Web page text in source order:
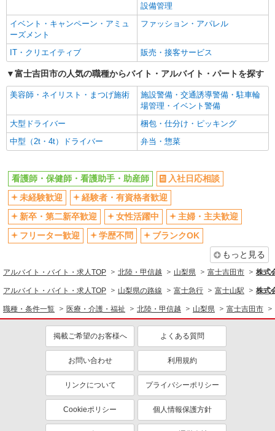
設備管理
イベント・キャンペーン・アミュ
ーズメント
ファッション・アパレル
IT・クリエイティブ 販売・接客サービス
富士吉田市の人気の職種からバイト・アルバイト・パートを探す
美容師・ネイリスト・まつげ施術
施設警備・交通誘導警備・駐車輪
場管理・イベント警備
大型ドライバー
梱包・仕分け・ピッキング
中型（2t・4t）ドライバー
弁当・惣菜
看護師・保健師・看護助手・助産師
入社日応相談
未経験歓迎
経験者・有資格者歓迎
新卒・第二新卒歓迎
女性活躍中
主婦・主夫歓迎
フリーター歓迎
学歴不問
ブランクOK
もっと見る
アルバイト・バイト・求人TOP 北陸・甲信越 山梨県 富士吉田市 株式
アルバイト・バイト・求人TOP 山梨県の路線 富士急行 富士山駅 株式
職種・条件一覧 医療・介護・福祉 北陸・甲信越 山梨県 富士吉田市
掲載ご希望のお客様へ よくある質問
お問い合わせ 利用規約
リンクについて プライバシーポリシー
Cookieポリシー 個人情報保護方針